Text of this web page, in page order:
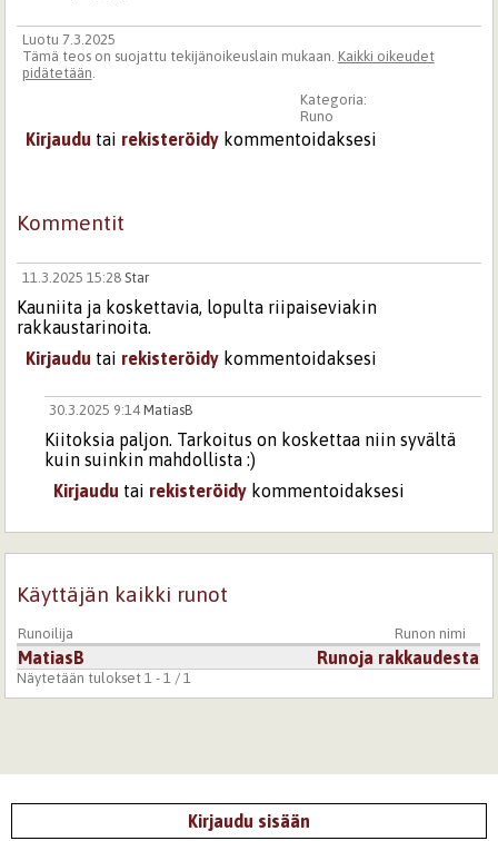
Luotu 7.3.2025
Tämä teos on suojattu tekijänoikeuslain mukaan. Kaikki oikeudet
pidätetään.
Kategoria:
Runo
Kirjaudu tai rekisteröidy kommentoidaksesi
Kommentit
11.3.2025 15:28 Star
Kauniita ja koskettavia, lopulta riipaiseviakin
rakkaustarinoita.
Kirjaudu tai rekisteröidy kommentoidaksesi
30.3.2025 9:14MatiasB
Kiitoksia paljon. Tarkoitus on koskettaa niin syvältä
kuin suinkin mahdollista :)
Kirjaudu tai rekisteröidy kommentoidaksesi
Käyttäjän kaikki runot
Runoilija Runon nimi
MatiasB Runoja rakkaudesta
Näytetään tulokset 1 - 1 / 1
Kirjaudu sisään